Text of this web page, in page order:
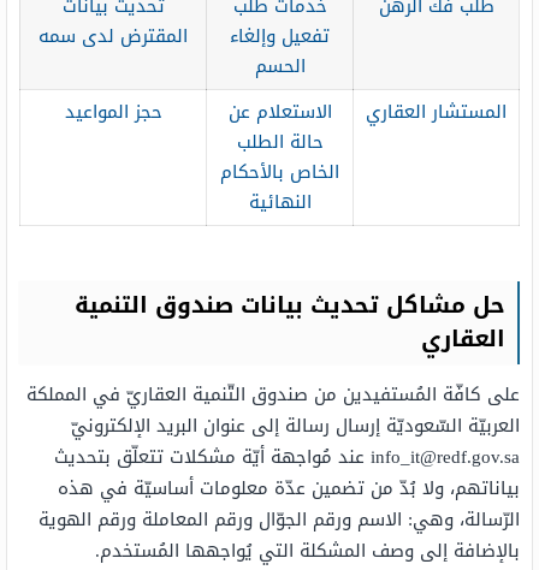
تفعيل وإلغاء
الحسم
المقترض لدى سمه
المستشار العقاري
الاستعلام عن
حالة الطلب
الخاص بالأحكام
النهائية
حجز المواعيد
حل مشاكل تحديث بيانات صندوق التنمية
العقاري
على كافّة المُستفيدين من صندوق التّنمية العقاريّ في المملكة
العربيّة السّعوديّة إرسال رسالة إلى عنوان البريد الإلكترونيّ
info_it@redf.gov.sa عند مُواجهة أيّة مشكلات تتعلّق بتحديث
بياناتهم، ولا بُدّ من تضمين عدّة معلومات أساسيّة في هذه
الرّسالة، وهي: الاسم ورقم الجوّال ورقم المعاملة ورقم الهوية
بالإضافة إلى وصف المشكلة التي يُواجهها المُستخدم.